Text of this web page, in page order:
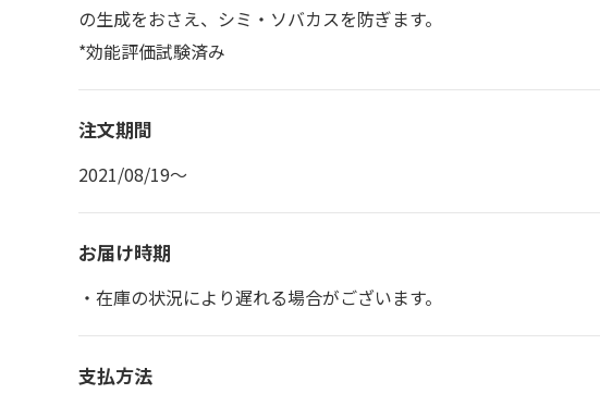
の生成をおさえ、シミ・ソバカスを防ぎます。
*効能評価試験済み
注文期間
2021/08/19～
お届け時期
・在庫の状況により遅れる場合がございます。
支払方法